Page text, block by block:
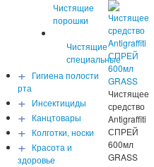
Чистящие
порошки
Чистящие
специальные
+ Гигиена полости
рта
+ Инсектициды
+ Канцтовары
+ Колготки, носки
+ Красота и
здоровье
Чистящее
средство
Antigraffiti
СПРЕЙ
600мл
GRASS